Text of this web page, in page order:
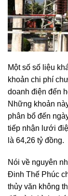
Một số số liệu
khoản chi phí
doanh điện đến
Những khoản
phân bổ đến
tiếp nhận lưới
là 64,26 tỷ đồng.
Nói về nguyên
Đinh Thế Phúc
thủy văn không